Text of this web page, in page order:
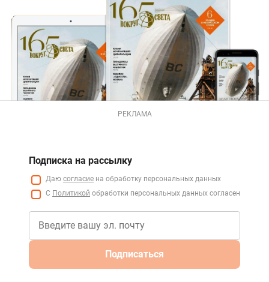
РЕКЛАМА
Подписка на рассылку
Даю согласие на обработку персональных данных
С Политикой обработки персональных данных согласен
Подписаться